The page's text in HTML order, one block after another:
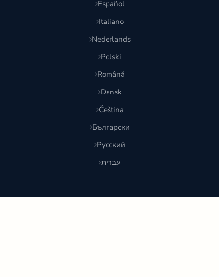
Español
Italiano
Nederlands
Polski
Română
Dansk
Čeština
Български
Русский
עברית